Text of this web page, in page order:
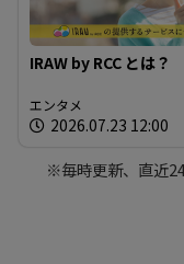
IRAW by RCC とは？
エンタメ
2026.07.23 12:00
※毎時更新、直近